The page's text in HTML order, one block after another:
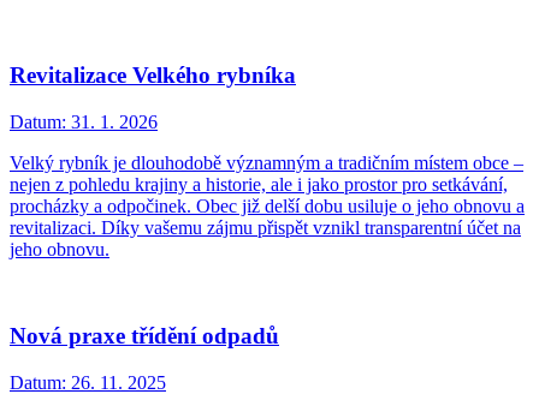
Revitalizace Velkého rybníka
Datum: 31. 1. 2026
Velký rybník je dlouhodobě významným a tradičním místem obce –
nejen z pohledu krajiny a historie, ale i jako prostor pro setkávání,
procházky a odpočinek. Obec již delší dobu usiluje o jeho obnovu a
revitalizaci. Díky vašemu zájmu přispět vznikl transparentní účet na
jeho obnovu.
Nová praxe třídění odpadů
Datum: 26. 11. 2025